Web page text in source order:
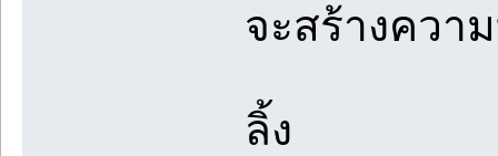
จะสร้างควา
ลิ้ง